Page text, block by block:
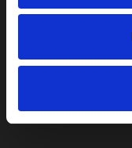
Pentru copii